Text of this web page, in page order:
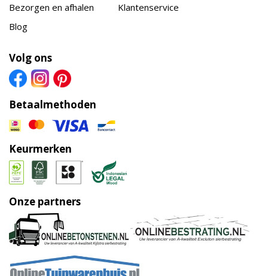
Bezorgen en afhalen
Blog
Klantenservice
Volg ons
Betaalmethoden
Keurmerken
Onze partners